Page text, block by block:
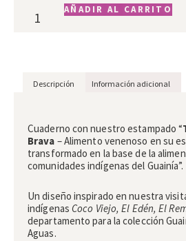
AÑADIR AL CARRITO
Descripción Información adicional
Cuaderno con nuestro estampado “
Brava – Alimento venenoso en su
transformado en la base de la
comunidades indígenas del Guainía”.
Un diseño inspirado en nuestra
indígenas Coco Viejo, El Edén, El
departamento para la colección
Aguas.